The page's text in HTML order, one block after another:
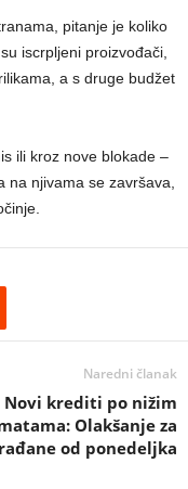
pitanje je koliko
iscrpljeni proizvođači,
a s druge budžet
ili kroz nove blokade –
na njivama se završava,
Naredni članak
Novi krediti po nižim
Olakšanje za
od ponedeljka